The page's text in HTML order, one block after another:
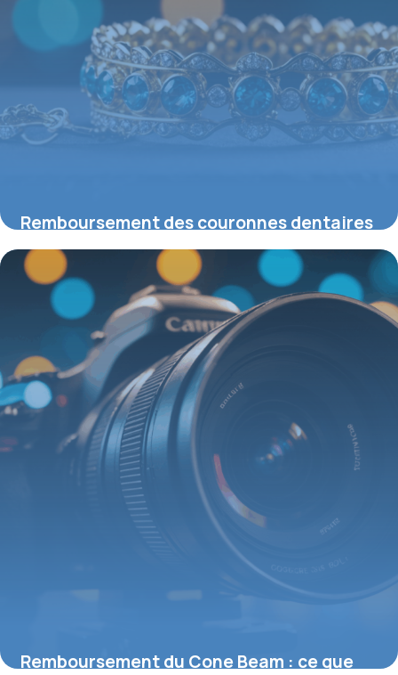
Remboursement des couronnes dentaires
en 2026 : ce que vous devez savoir
11 mai 2026
Remboursement du Cone Beam : ce que